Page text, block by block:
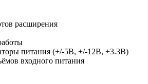
расширения
питания (+/-5В, +/-12В, +3.3В)
входного питания